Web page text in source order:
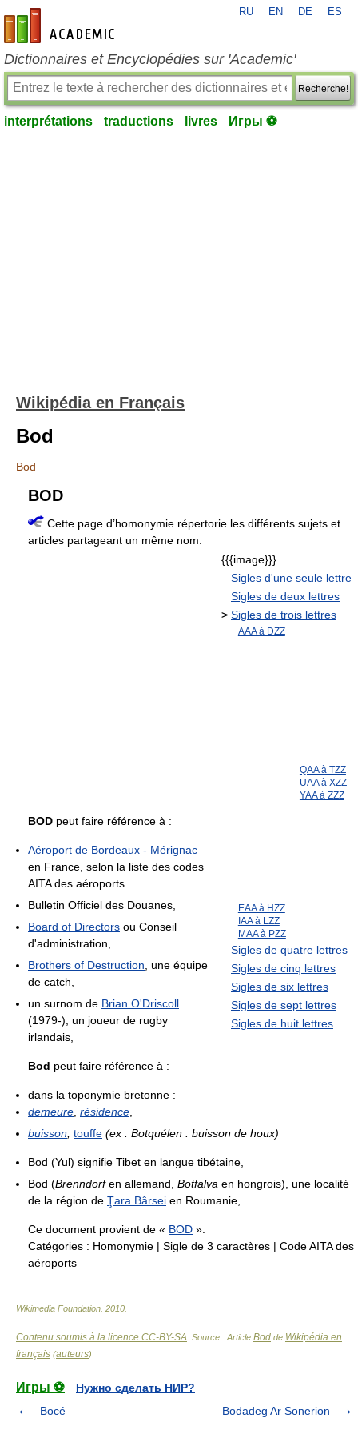
fr-academic.com
RU EN DE ES
Dictionnaires et Encyclopédies sur 'Academic'
Recherche!
interprétations traductions livres Игры ⚽
Wikipédia en Français
Bod
Bod
BOD
Cette page d’homonymie répertorie les différents sujets et
articles partageant un même nom.
{{{image}}}
Sigles d'une seule lettre
Sigles de deux lettres
> Sigles de trois lettres
AAA à DZZ
EAA à HZZ
IAA à LZZ
MAA à PZZ
QAA à TZZ
UAA à XZZ
YAA à ZZZ
Sigles de quatre lettres
Sigles de cinq lettres
Sigles de six lettres
Sigles de sept lettres
Sigles de huit lettres
BOD peut faire référence à :
Aéroport de Bordeaux - Mérignac
en France, selon la liste des codes
AITA des aéroports
Bulletin Officiel des Douanes,
Board of Directors ou Conseil
d'administration,
Brothers of Destruction , une équipe
de catch,
un surnom de Brian O'Driscoll
(1979-), un joueur de rugby
irlandais,
Bod peut faire référence à :
dans la toponymie bretonne :
demeure résidence
buisson touffe (ex : Botquélen : buisson de houx)
Bod (Yul) signifie Tibet en langue tibétaine,
Bod (Brenndorfen allemand, Botfalva en hongrois), une localité
de la région de Ţara Bârsei en Roumanie,
Ce document provient de « BOD ».
Catégories : Homonymie | Sigle de 3 caractères | Code AITA des
aéroports
Wikimedia Foundation 2010
Contenu soumis à la licence CC-BY-SA . Source : Article Bod de Wikipédia en
français (auteurs)
Игры ⚽
Нужно сделать НИР?
Bocé
Bodadeg Ar Sonerion